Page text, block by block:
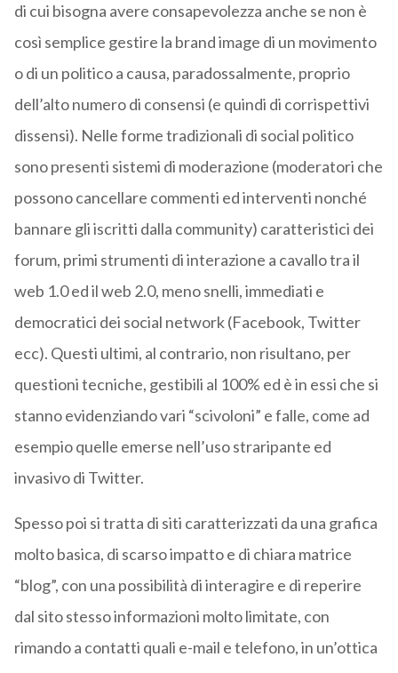
di cui bisogna avere consapevolezza anche se non è
così semplice gestire la brand image di un movimento
o di un politico a causa, paradossalmente, proprio
dell’alto numero di consensi (e quindi di corrispettivi
dissensi). Nelle forme tradizionali di social politico
sono presenti sistemi di moderazione (moderatori che
possono cancellare commenti ed interventi nonché
bannare gli iscritti dalla community) caratteristici dei
forum, primi strumenti di interazione a cavallo tra il
web 1.0 ed il web 2.0, meno snelli, immediati e
democratici dei social network (Facebook, Twitter
ecc). Questi ultimi, al contrario, non risultano, per
questioni tecniche, gestibili al 100% ed è in essi che si
stanno evidenziando vari “scivoloni” e falle, come ad
esempio quelle emerse nell’uso straripante ed
invasivo di Twitter.
Spesso poi si tratta di siti caratterizzati da una grafica
molto basica, di scarso impatto e di chiara matrice
“blog”, con una possibilità di interagire e di reperire
dal sito stesso informazioni molto limitate, con
rimando a contatti quali e-mail e telefono, in un’ottica